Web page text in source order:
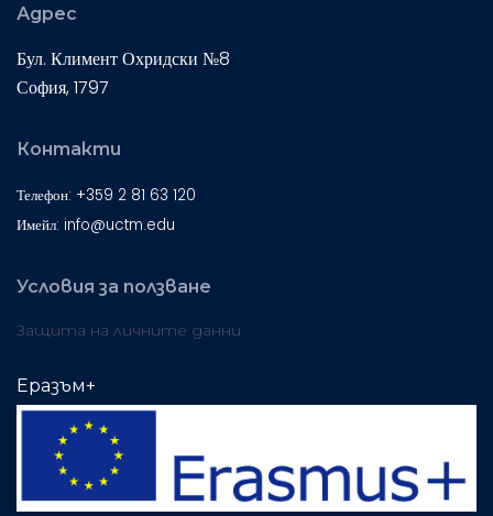
Адрес
Бул. Климент Охридски №8
София, 1797
Контакти
Телефон: +359 2 81 63 120
Имейл: info@uctm.edu
Условия за ползване
Защита на личните данни
Еразъм+